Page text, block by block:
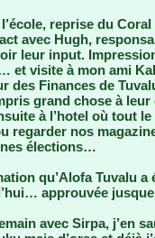
reprise du
avec Hugh,
leur input.
et visite à mon ami
des Finances de
grand chose à
à l’hotel où tout
regarder nos
élections…
qu’Alofa Tuvalu a
approuvée
avec Sirpa, j’en